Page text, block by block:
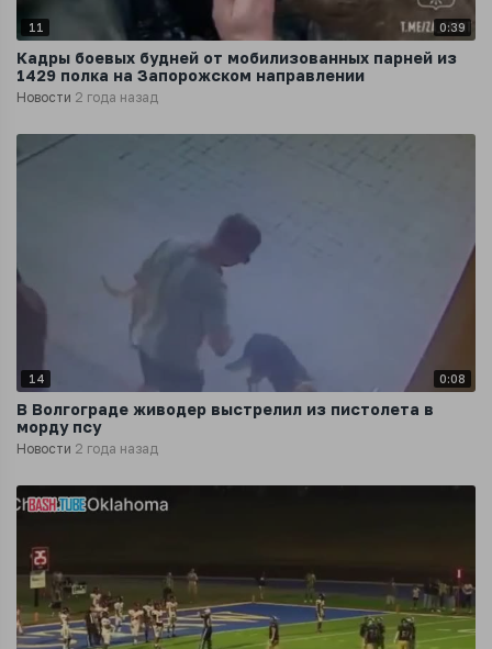
11 0:39
Кадры боевых будней от мобилизованных парней из
1429 полка на Запорожском направлении
Новости 2 года назад
14 0:08
В Волгограде живодер выстрелил из пистолета в
морду псу
Новости 2 года назад